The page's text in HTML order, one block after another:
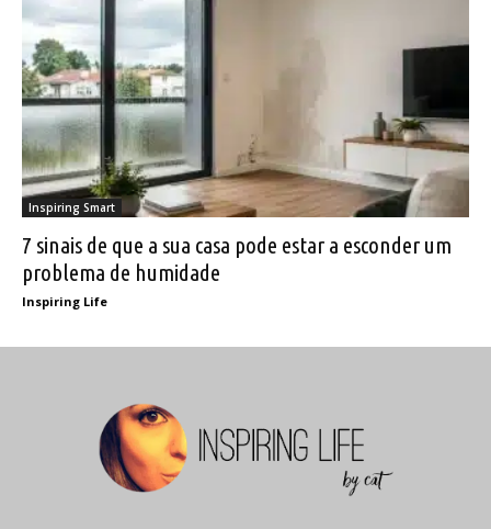
Inspiring Smart
7 sinais de que a sua casa pode estar a esconder um
problema de humidade
Inspiring Life